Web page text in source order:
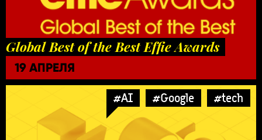
Global Best of the Best Effie Awards
19 АПРЕЛЯ
#AI #Google #tech